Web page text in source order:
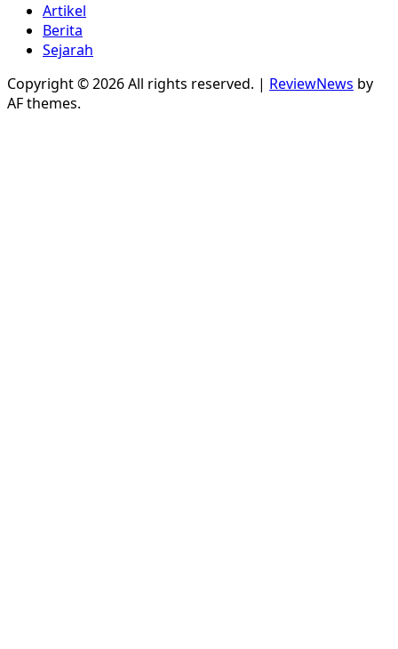
Artikel
Berita
Sejarah
Copyright © 2026 All rights reserved. | ReviewNews by
AF themes.